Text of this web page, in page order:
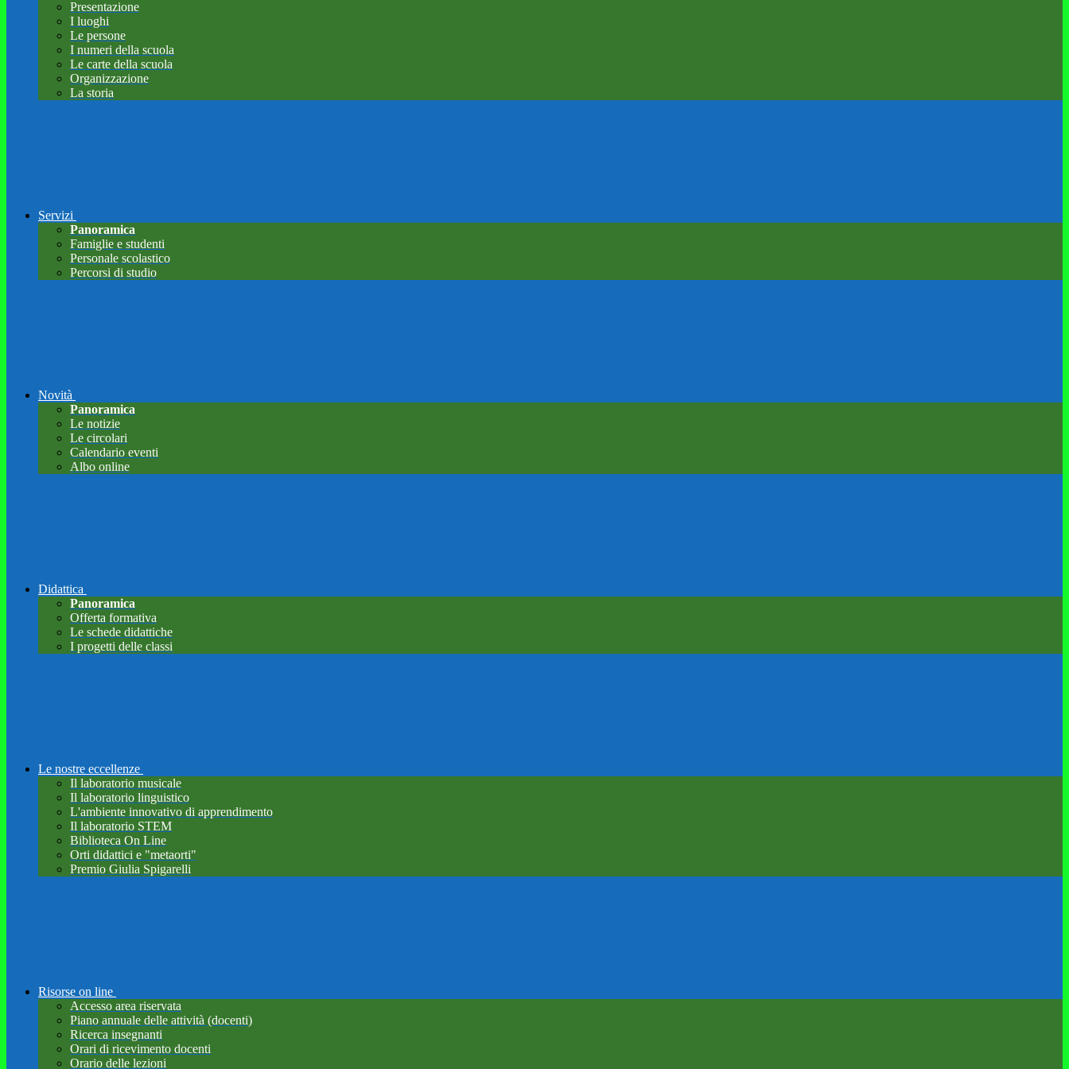
Presentazione
I luoghi
Le persone
I numeri della scuola
Le carte della scuola
Organizzazione
La storia
Servizi
Panoramica
Famiglie e studenti
Personale scolastico
Percorsi di studio
Novità
Panoramica
Le notizie
Le circolari
Calendario eventi
Albo online
Didattica
Panoramica
Offerta formativa
Le schede didattiche
I progetti delle classi
Le nostre eccellenze
Il laboratorio musicale
Il laboratorio linguistico
L'ambiente innovativo di apprendimento
Il laboratorio STEM
Biblioteca On Line
Orti didattici e "metaorti"
Premio Giulia Spigarelli
Risorse on line
Accesso area riservata
Piano annuale delle attività (docenti)
Ricerca insegnanti
Orari di ricevimento docenti
Orario delle lezioni